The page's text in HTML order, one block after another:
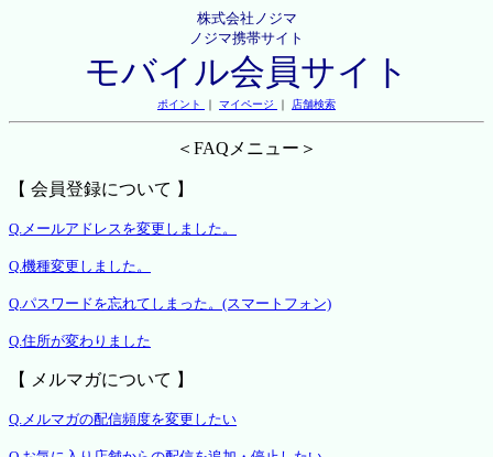
株式会社ノジマ
ノジマ携帯サイト
モバイル会員サイト
ポイント ｜ マイページ ｜ 店舗検索
＜FAQメニュー＞
【 会員登録について 】
Q.メールアドレスを変更しました。
Q.機種変更しました。
Q.パスワードを忘れてしまった。(スマートフォン)
Q.住所が変わりました
【 メルマガについて 】
Q.メルマガの配信頻度を変更したい